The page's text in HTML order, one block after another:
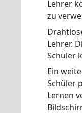
Lehrer
zu
Lehrer.
Schüler
Ein
Schüler
Lernen